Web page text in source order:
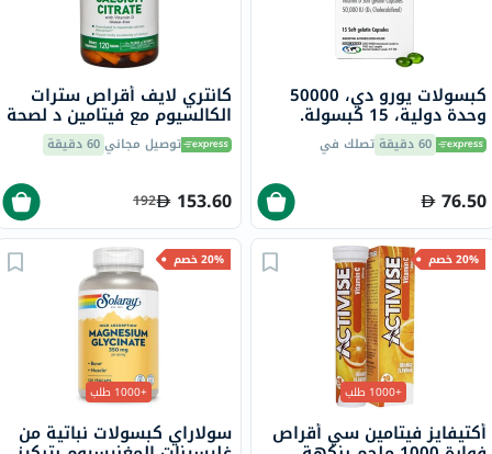
كبسولات يورو دي، 50000
وحدة دولية، 15 كبسولة.
60 دقيقة تصلك في
76.50
كانتري لايف أقراص سترات
الكالسيوم مع فيتامين د لصحة
العظام، حزمه من 120
توصيل مجاني60 دقيقة
153.60
192
20% خصم
+1000 طلب
أكتيفايز فيتامين سي أقراص
20% خصم
+1000 طلب
سولاراي كبسولات نباتية من